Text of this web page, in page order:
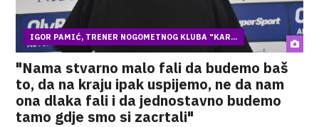
IGOR PAMIĆ, TRENER NOGOMETNOG KLUBA "KAR...
"Nama stvarno malo fali da budemo baš
to, da na kraju ipak uspijemo, ne da nam
ona dlaka fali i da jednostavno budemo
tamo gdje smo si zacrtali"